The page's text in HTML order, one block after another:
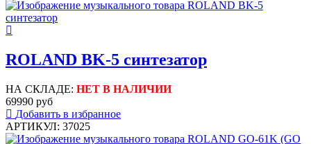
ROLAND BK-5 синтезатор
НА СКЛАДЕ: НЕТ В НАЛИЧИИ
69990 руб
Добавить в избранное
АРТИКУЛ: 37025